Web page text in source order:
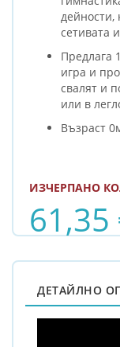
дейности,
сетивата
Предлага
игра и
свалят и
или в
Възраст
ИЗЧЕРПАНО
ДЕТАЙЛНО